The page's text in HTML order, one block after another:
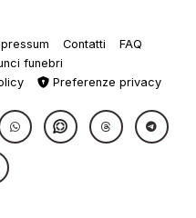
Contatti
FAQ
funebri
Preferenze privacy